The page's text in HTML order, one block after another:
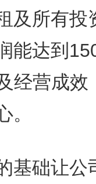
及所有投
能达到
经营成效
础让公